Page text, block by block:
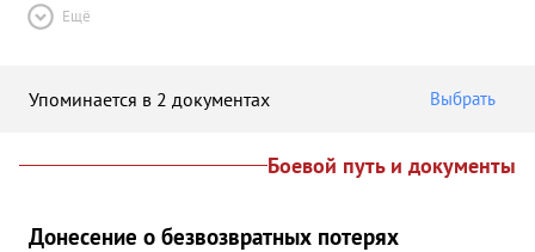
Ещё
Упоминается в 2 документах Выбрать
Боевой путь и документы
Донесение о безвозвратных потерях